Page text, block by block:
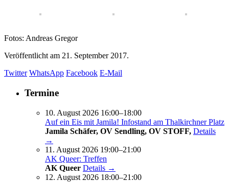
Fotos: Andreas Gregor
Veröffentlicht am 21. September 2017.
Twitter WhatsApp Facebook E-Mail
Termine
10. August 2026 16:00–18:00
Auf ein Eis mit Jamila! Infostand am Thalkirchner Platz
Jamila Schäfer, OV Sendling, OV STOFF, Details
→
11. August 2026 19:00–21:00
AK Queer: Treffen
AK Queer Details →
12. August 2026 18:00–21:00